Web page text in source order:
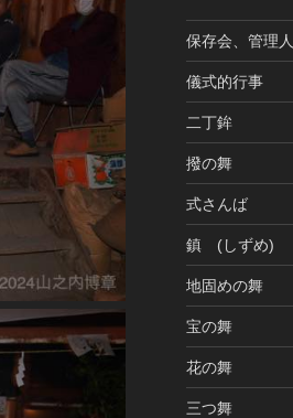
保存会、管理
儀式的行事
二丁鉾
撥の舞
式さんば
鎮 (しずめ)
地固めの舞
宝の舞
花の舞
三つ舞